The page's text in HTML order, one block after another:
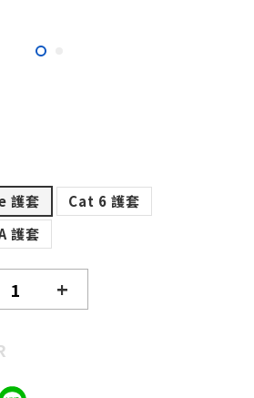
護套
Cat 6 護套
護套
+